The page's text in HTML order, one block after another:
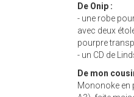
De Onip :
- une robe
avec deux
pourpre
- un CD de
De mon
Mononoke en